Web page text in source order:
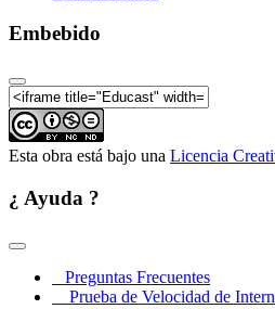
II CONGRESO DE
II CONGRESO DE
MECATRÓNICA DEL
MECATRÓNICA DEL
II CONGRESO DE
Embebido
Esta obra está bajo una Licencia
¿ Ayuda ?
Preguntas Frecuentes
Prueba de Velocidad de